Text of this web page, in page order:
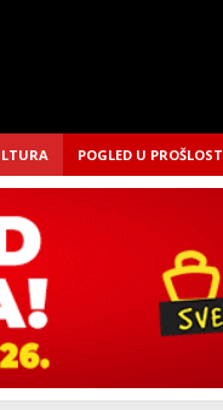
POGLED U PROŠLOST